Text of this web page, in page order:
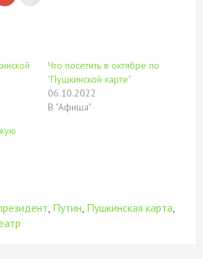
окне)
Что посетить в октябре по
"Пушкинской карте"
06.10.2022
В "Афиша"
Путин Пушкинская карта